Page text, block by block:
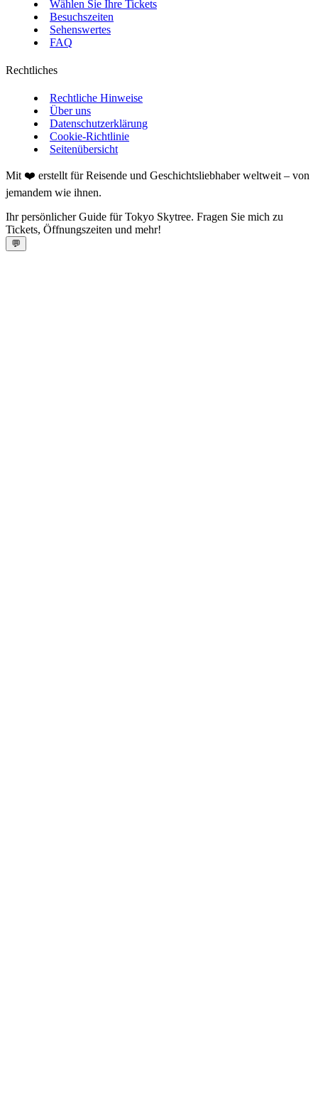
Wählen Sie Ihre Tickets
Besuchszeiten
Sehenswertes
FAQ
Rechtliches
Rechtliche Hinweise
Über uns
Datenschutzerklärung
Cookie-Richtlinie
Seitenübersicht
Mit ❤️ erstellt für Reisende und Geschichtsliebhaber weltweit – von
jemandem wie ihnen.
Ihr persönlicher Guide für Tokyo Skytree. Fragen Sie mich zu
Tickets, Öffnungszeiten und mehr!
💬